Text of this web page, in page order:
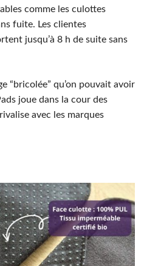
comme les culottes
fuite. Les clientes
jusqu’à 8 h de suite sans
“bricolée” qu’on pouvait avoir
joue dans la cour des
avec les marques